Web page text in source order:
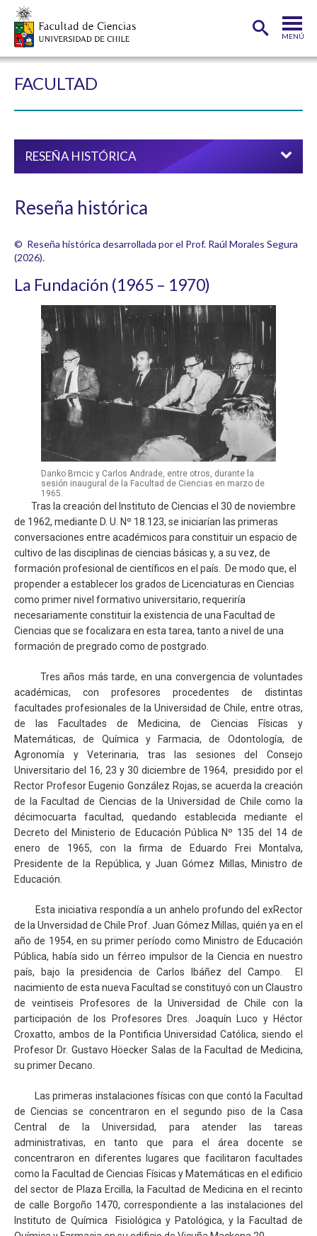
MENÚ
CARRERAS
ADMISIÓN
ESTUDIANTES ACADÉMICOS
FUNCIONARIOS EGRESADOS
FACULTAD
RESEÑA HISTÓRICA
Reseña histórica
© Reseña histórica desarrollada por el Prof. Raúl Morales Segura
(2026).
La Fundación (1965 – 1970)
Danko Brncic y Carlos Andrade, entre otros, durante la
sesión inaugural de la Facultad de Ciencias en marzo de
1965.
Tras la creación del Instituto de Ciencias el 30 de noviembre
de 1962, mediante D. U. Nº 18.123, se iniciarían las primeras
conversaciones entre académicos para constituir un espacio de
cultivo de las disciplinas de ciencias básicas y, a su vez, de
formación profesional de científicos en el país. De modo que, el
propender a establecer los grados de Licenciaturas en Ciencias
como primer nivel formativo universitario, requeriría
necesariamente constituir la existencia de una Facultad de
Ciencias que se focalizara en esta tarea, tanto a nivel de una
formación de pregrado como de postgrado.
Tres años más tarde, en una convergencia de voluntades
académicas, con profesores procedentes de distintas
facultades profesionales de la Universidad de Chile, entre otras,
de las Facultades de Medicina, de Ciencias Físicas y
Matemáticas, de Química y Farmacia, de Odontología, de
Agronomía y Veterinaria, tras las sesiones del Consejo
Universitario del 16, 23 y 30 diciembre de 1964, presidido por el
Rector Profesor Eugenio González Rojas, se acuerda la creación
de la Facultad de Ciencias de la Universidad de Chile como la
décimocuarta facultad, quedando establecida mediante el
Decreto del Ministerio de Educación Pública Nº 135 del 14 de
enero de 1965, con la firma de Eduardo Frei Montalva,
Presidente de la República, y Juan Gómez Millas, Ministro de
Educación.
Esta iniciativa respondía a un anhelo profundo del exRector
de la Unversidad de Chile Prof. Juan Gómez Millas, quién ya en el
año de 1954, en su primer período como Ministro de Educación
Pública, había sido un férreo impulsor de la Ciencia en nuestro
país, bajo la presidencia de Carlos Ibáñez del Campo. El
nacimiento de esta nueva Facultad se constituyó con un Claustro
de veintiseis Profesores de la Universidad de Chile con la
participación de los Profesores Dres. Joaquín Luco y Héctor
Croxatto, ambos de la Pontificia Universidad Católica, siendo el
Profesor Dr. Gustavo Höecker Salas de la Facultad de Medicina,
su primer Decano.
Las primeras instalaciones físicas con que contó la Facultad
de Ciencias se concentraron en el segundo piso de la Casa
Central de la Universidad, para atender las tareas
administrativas, en tanto que para el área docente se
concentraron en diferentes lugares que facilitaron facultades
como la Facultad de Ciencias Físicas y Matemáticas en el edificio
del sector de Plaza Ercilla, la Facultad de Medicina en el recinto
de calle Borgoño 1470, correspondiente a las instalaciones del
Instituto de Química Fisiológica y Patológica, y la Facultad de